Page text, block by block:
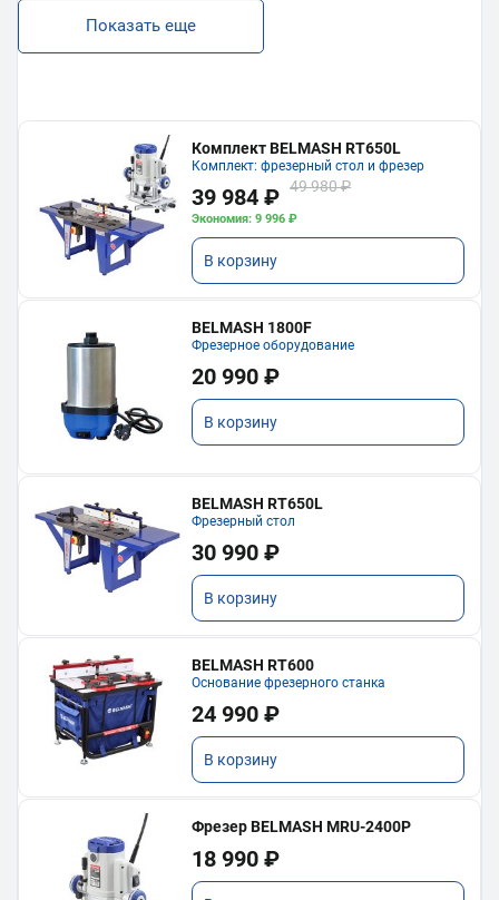
Показать еще
Комплект BELMASH RT650L
Комплект: фрезерный стол и фрезер
39 984 ₽ 49 980 ₽
Экономия: 9 996 ₽
В корзину
BELMASH 1800F
Фрезерное оборудование
20 990 ₽
В корзину
BELMASH RT650L
Фрезерный стол
30 990 ₽
В корзину
BELMASH RT600
Основание фрезерного станка
24 990 ₽
В корзину
Фрезер BELMASH MRU-2400P
18 990 ₽